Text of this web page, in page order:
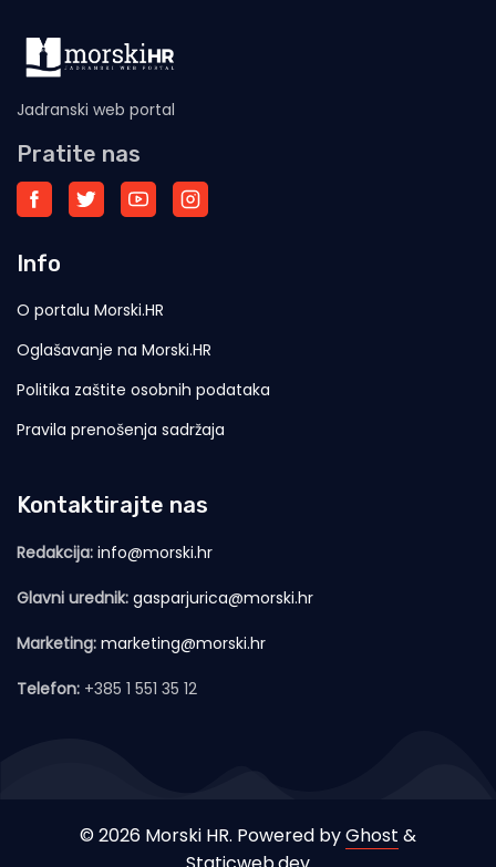
Jadranski web portal
Pratite nas
Info
O portalu Morski.HR
Oglašavanje na Morski.HR
Politika zaštite osobnih podataka
Pravila prenošenja sadržaja
Kontaktirajte nas
Redakcija: info@morski.hr
Glavni urednik: gasparjurica@morski.hr
Marketing: marketing@morski.hr
Telefon: +385 1 551 35 12
© 2026 Morski HR. Powered byGhost &